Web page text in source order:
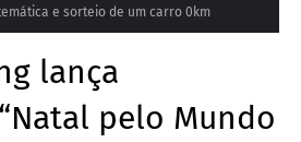
e sorteio de um carro 0km
lança
pelo Mundo